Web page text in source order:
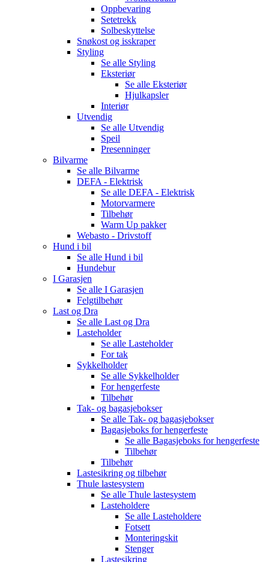
Oppbevaring
Setetrekk
Solbeskyttelse
Snøkost og isskraper
Styling
Se alle Styling
Eksteriør
Se alle Eksteriør
Hjulkapsler
Interiør
Utvendig
Se alle Utvendig
Speil
Presenninger
Bilvarme
Se alle Bilvarme
DEFA - Elektrisk
Se alle DEFA - Elektrisk
Motorvarmere
Tilbehør
Warm Up pakker
Webasto - Drivstoff
Hund i bil
Se alle Hund i bil
Hundebur
I Garasjen
Se alle I Garasjen
Felgtilbehør
Last og Dra
Se alle Last og Dra
Lasteholder
Se alle Lasteholder
For tak
Sykkelholder
Se alle Sykkelholder
For hengerfeste
Tilbehør
Tak- og bagasjebokser
Se alle Tak- og bagasjebokser
Bagasjeboks for hengerfeste
Se alle Bagasjeboks for hengerfeste
Tilbehør
Tilbehør
Lastesikring og tilbehør
Thule lastesystem
Se alle Thule lastesystem
Lasteholdere
Se alle Lasteholdere
Fotsett
Monteringskit
Stenger
Lastesikring